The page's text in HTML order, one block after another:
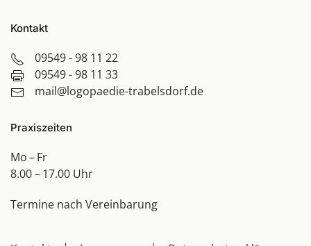
Kontakt
09549 - 98 11 22
09549 - 98 11 33
mail@logopaedie-trabelsdorf.de
Praxiszeiten
Mo – Fr
8.00 – 17.00 Uhr
Termine nach Vereinbarung